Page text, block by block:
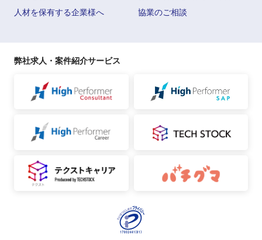
人材を保有する企業様へ
協業のご相談
弊社求人・案件紹介サービス